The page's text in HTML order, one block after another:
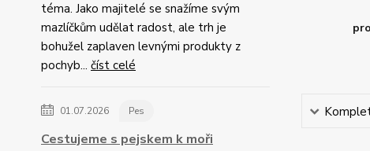
téma. Jako majitelé se snažíme svým
mazlíčkům udělat radost, ale trh je
bohužel zaplaven levnými produkty z
pochyb... číst celé
01.07.2026 Pes
Cestujeme s pejskem k moři